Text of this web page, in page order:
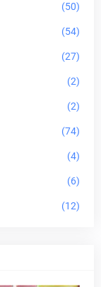
(50)
(54)
(27)
(2)
(2)
(74)
(4)
(6)
(12)